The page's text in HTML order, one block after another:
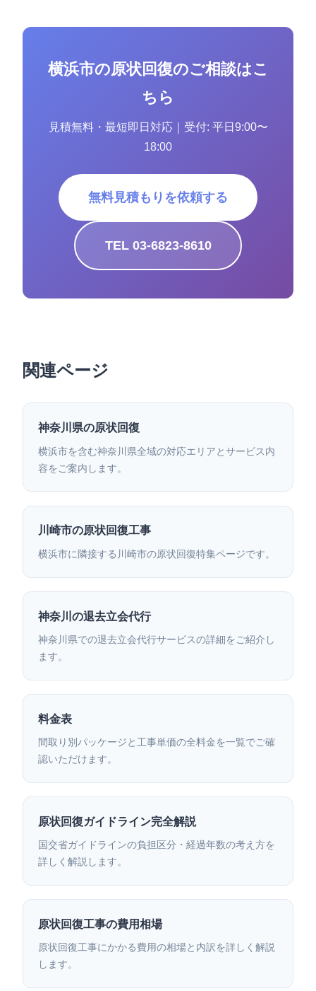
横浜市の原状回復のご相談はこ
ちら
見積無料・最短即日対応｜受付: 平日9:00〜
18:00
無料見積もりを依頼する
TEL 03-6823-8610
関連ページ
神奈川県の原状回復
横浜市を含む神奈川県全域の対応エリアとサービス内
容をご案内します。
川崎市の原状回復工事
横浜市に隣接する川崎市の原状回復特集ページです。
神奈川の退去立会代行
神奈川県での退去立会代行サービスの詳細をご紹介し
ます。
料金表
間取り別パッケージと工事単価の全料金を一覧でご確
認いただけます。
原状回復ガイドライン完全解説
国交省ガイドラインの負担区分・経過年数の考え方を
詳しく解説します。
原状回復工事の費用相場
原状回復工事にかかる費用の相場と内訳を詳しく解説
します。